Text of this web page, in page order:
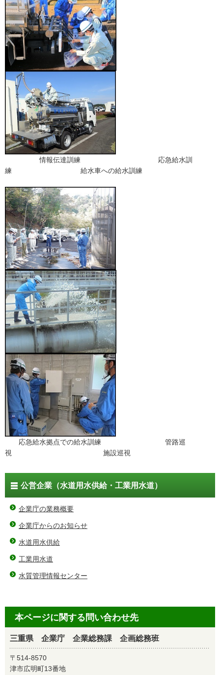
情報伝達訓練 応急給水訓
練 給水車への給水訓練
応急給水拠点での給水訓練 管路巡
視 施設巡視
公営企業（水道用水供給・工業用水道）
企業庁の業務概要
企業庁からのお知らせ
水道用水供給
工業用水道
水質管理情報センター
本ページに関する問い合わせ先
三重県 企業庁 企業総務課 企画総務班
〒514-8570
津市広明町13番地